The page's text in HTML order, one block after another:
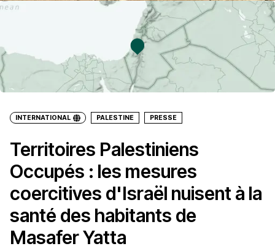
INTERNATIONAL PALESTINE PRESSE
Territoires Palestiniens
Occupés : les mesures
coercitives d'Israël nuisent à la
santé des habitants de
Masafer Yatta